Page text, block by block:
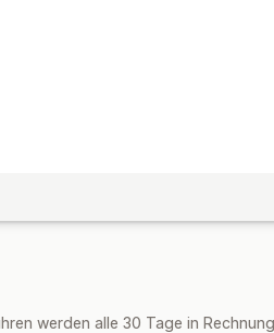
werden alle 30 Tage in